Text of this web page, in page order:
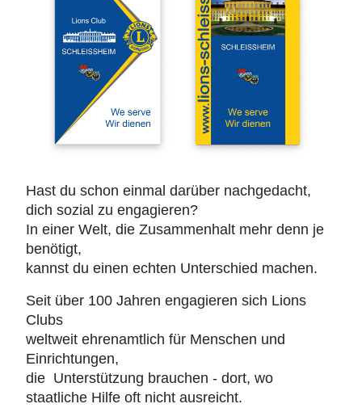
Hast du schon einmal darüber nachgedacht,
dich sozial zu engagieren?
In einer Welt, die Zusammenhalt mehr denn je
benötigt,
kannst du einen echten Unterschied machen.
Seit über 100 Jahren engagieren sich Lions
Clubs
weltweit ehrenamtlich für Menschen und
Einrichtungen,
die Unterstützung brauchen - dort, wo
staatliche Hilfe oft nicht ausreicht.